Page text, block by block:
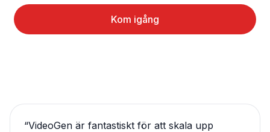
Kom igång
“VideoGen är fantastiskt för att skala upp